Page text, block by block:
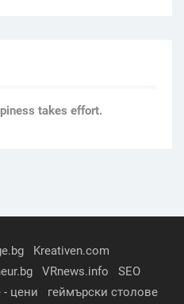
takes effort.
Kreativen.com
VRnews.info
SEO
- цени
геймърски столове